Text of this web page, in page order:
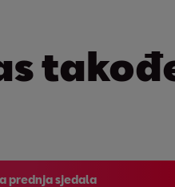
prednja sjedala